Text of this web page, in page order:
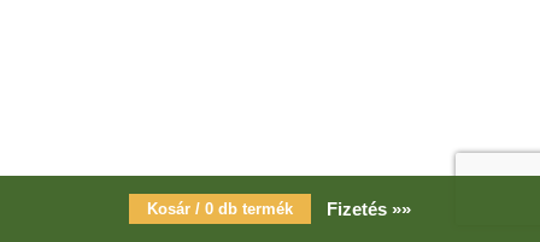
Fizetés »»